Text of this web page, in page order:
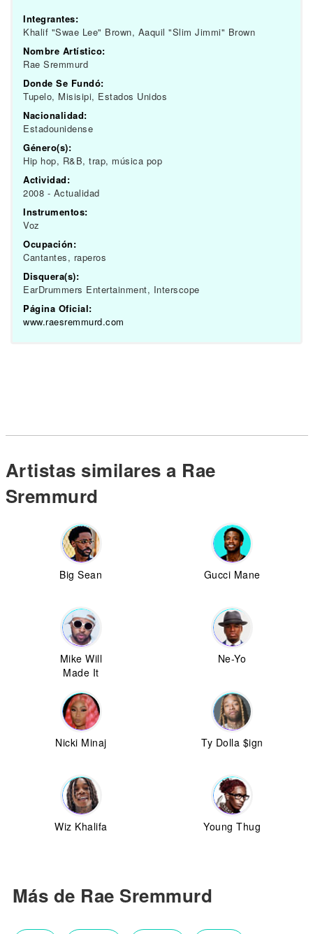
Integrantes:
Khalif "Swae Lee" Brown, Aaquil "Slim Jimmi" Brown
Nombre Artístico:
Rae Sremmurd
Donde Se Fundó:
Tupelo, Misisipi, Estados Unidos
Nacionalidad:
Estadounidense
Género(s):
Hip hop, R&B, trap, música pop
Actividad:
2008 - Actualidad
Instrumentos:
Voz
Ocupación:
Cantantes, raperos
Disquera(s):
EarDrummers Entertainment, Interscope
Página Oficial:
www.raesremmurd.com
Artistas similares a Rae
Sremmurd
Big Sean Gucci Mane
Mike Will
Made It
Ne-Yo
Nicki Minaj Ty Dolla $ign
Wiz Khalifa Young Thug
Más de Rae Sremmurd